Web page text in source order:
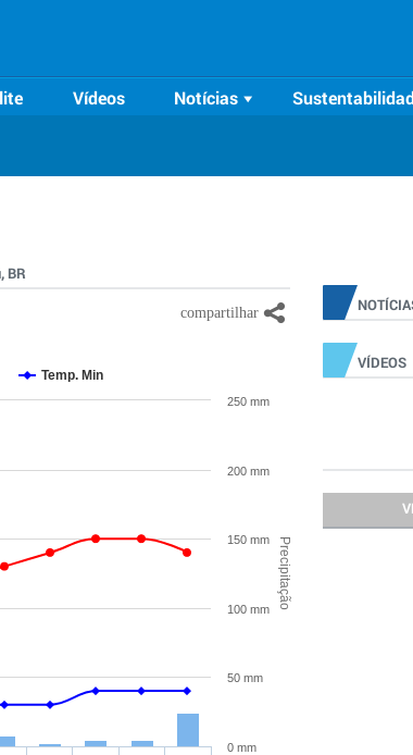
Vídeos Notícias
BR
Precipitação
Temp. Min
0 mm
50 mm
100 mm
150 mm
200 mm
250 mm
VÍDEOS